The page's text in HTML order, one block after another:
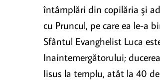
întâmplări din copilăria şi
cu Pruncul, pe care ea le-a
Sfântul Evanghelist Luca
Inaintemergătorului;
Iisus la templu, atât la 40